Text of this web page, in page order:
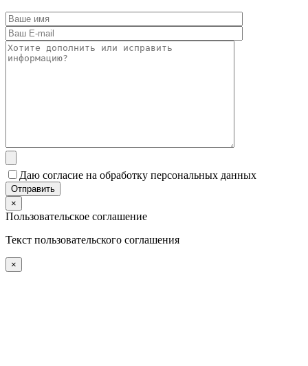
Даю согласие на обработку персональных данных
×
Пользовательское соглашение
Текст пользовательского соглашения
×